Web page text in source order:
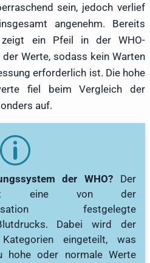
sein, jedoch verlief
angenehm. Bereits
ein Pfeil in der WHO-
Werte, sodass kein Warten
erforderlich ist. Die hohe
fiel beim Vergleich der
auf.
der WHO? Der
ist eine von der
festgelegte
Dabei wird der
eingeteilt, was
hohe oder normale Werte